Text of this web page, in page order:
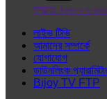
ফ্যাক্সঃ +৮৮-০২-
লাইভ টিভি
আমাদের সম্পর্কে
যোগাযোগ
ডাউনলিংক
Bijoy TV FTP